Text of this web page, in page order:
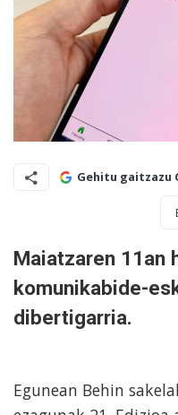
Gehitu gaitzazu
Maiatzaren 11an
komunikabide-
dibertigarria.
Egunean Behin